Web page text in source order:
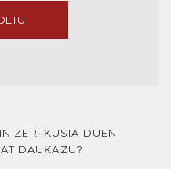
ZER IKUSIA DUEN
DAUKAZU?